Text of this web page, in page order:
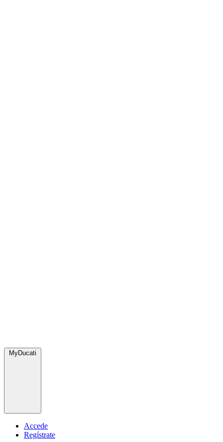
MyDucati
Accede
Regístrate